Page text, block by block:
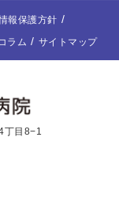
報保護方針
ラム サイトマップ
丁目8−1